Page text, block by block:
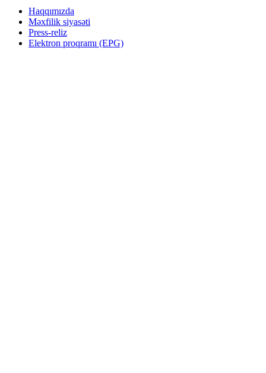
Haqqımızda
Məxfilik siyasəti
Press-reliz
Elektron proqramı (EPG)